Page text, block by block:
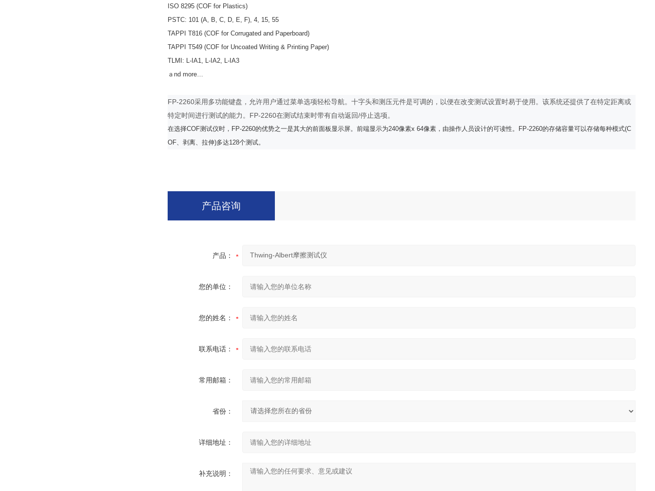
ISO 8295 (COF for Plastics)
PSTC: 101 (A, B, C, D, E, F), 4, 15, 55
TAPPI T816 (COF for Corrugated and Paperboard)
TAPPI T549 (COF for Uncoated Writing & Printing Paper)
TLMI: L-IA1, L-IA2, L-IA3
ａnd more…
FP-2260采用多功能键盘，允许用户通过菜单选项轻松导航。十字头和测压元件是可调的，以便在改变测试设置时易于使用。 该系统还提供了在特定距离或
特定时间进行测试的能力。 FP-2260在测试结束时带有自动返回/停止选项。
在选择COF测试仪时， FP-2260的优势之一是其大的前面板显示屏。前端显示为240像素x 64像素，由操作人员设计的可读性。 FP-2260的存储容量可以存储每种模式(C
OF、剥离、拉伸)多达128个测试。
产品咨询
产品：
您的单位：
您的姓名：
联系电话：
常用邮箱：
省份：
详细地址：
补充说明：